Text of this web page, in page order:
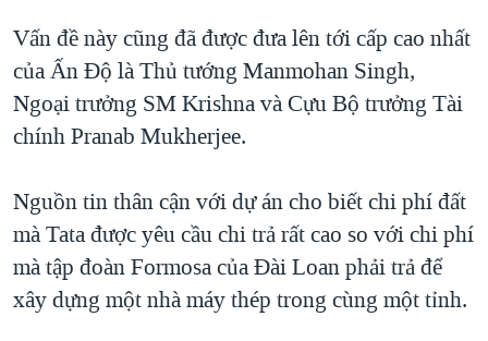
Vấn đề này cũng đã được đưa lên tới cấp cao nhất
của Ấn Ðộ là Thủ tướng Manmohan Singh,
Ngoại trưởng SM Krishna và Cựu Bộ trưởng Tài
chính Pranab Mukherjee.
Nguồn tin thân cận với dự án cho biết chi phí đất
mà Tata được yêu cầu chi trả rất cao so với chi phí
mà tập đoàn Formosa của Ðài Loan phải trả để
xây dựng một nhà máy thép trong cùng một tỉnh.